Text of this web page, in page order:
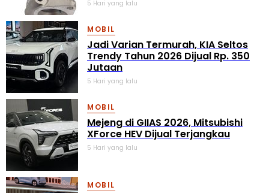
5 Hari yang lalu
MOBIL
Jadi Varian Termurah, KIA Seltos
Trendy Tahun 2026 Dijual Rp. 350
Jutaan
5 Hari yang lalu
MOBIL
Mejeng di GIIAS 2026, Mitsubishi
XForce HEV Dijual Terjangkau
5 Hari yang lalu
MOBIL